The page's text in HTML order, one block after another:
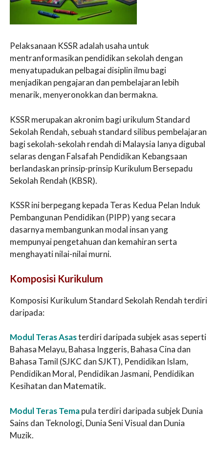
Pelaksanaan KSSR adalah usaha untuk
mentranformasikan pendidikan sekolah dengan
menyatupadukan pelbagai disiplin ilmu bagi
menjadikan pengajaran dan pembelajaran lebih
menarik, menyeronokkan dan bermakna.
KSSR merupakan akronim bagi urikulum Standard
Sekolah Rendah, sebuah standard silibus pembelajaran
bagi sekolah-sekolah rendah di Malaysia Ianya digubal
selaras dengan Falsafah Pendidikan Kebangsaan
berlandaskan prinsip-prinsip Kurikulum Bersepadu
Sekolah Rendah (KBSR).
KSSR ini berpegang kepada Teras Kedua Pelan Induk
Pembangunan Pendidikan (PIPP) yang secara
dasarnya membangunkan modal insan yang
mempunyai pengetahuan dan kemahiran serta
menghayati nilai-nilai murni.
Komposisi Kurikulum
Komposisi Kurikulum Standard Sekolah Rendah terdiri
daripada:
Modul Teras Asasterdiri daripada subjek asas seperti
Bahasa Melayu, Bahasa Inggeris, Bahasa Cina dan
Bahasa Tamil (SJKC dan SJKT), Pendidikan Islam,
Pendidikan Moral, Pendidikan Jasmani, Pendidikan
Kesihatan dan Matematik.
Modul Teras Temapula terdiri daripada subjek Dunia
Sains dan Teknologi, Dunia Seni Visual dan Dunia
Muzik.